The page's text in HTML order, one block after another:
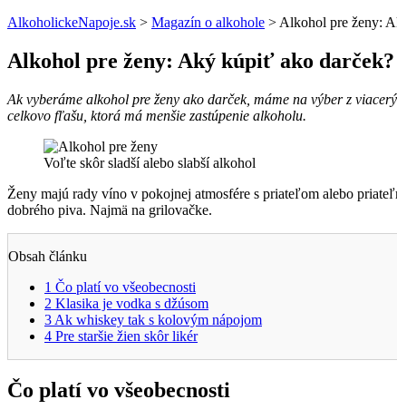
AlkoholickeNapoje.sk > Magazín o alkohole > Alkohol pre ženy:
Alkohol pre ženy: Aký kúpiť ako darček?
Ak vyberáme alkohol pre ženy ako darček, máme na výber z
celkovo fľašu, ktorá má menšie zastúpenie alkoholu.
Voľte skôr sladší alebo slabší alkohol
Ženy majú rady víno v pokojnej atmosfére s priateľom alebo
dobrého piva. Najmä na grilovačke.
Obsah článku
1 Čo platí vo všeobecnosti
2 Klasika je vodka s džúsom
3 Ak whiskey tak s kolovým nápojom
4 Pre staršie žien skôr likér
Čo platí vo všeobecnosti